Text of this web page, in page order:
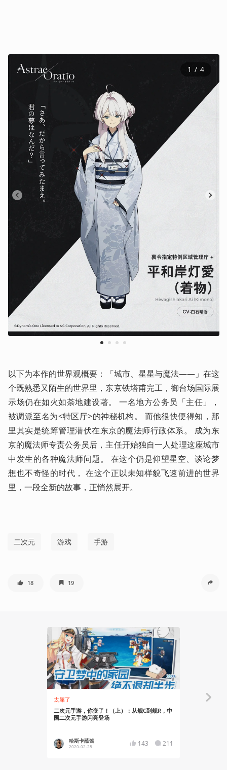
1 2 3 4
1 / 4
以下为本作的世界观概要：「城市、星星与魔法――」在这
个既熟悉又陌生的世界里，东京铁塔甫完工，御台场国际展
示场仍在如火如荼地建设著。 一名地方公务员「主任」，
被调派至名为<特区厅>的神秘机构。 而他很快便得知，那
里其实是统筹管理潜伏在东京的魔法师行政体系。 成为东
京的魔法师专责公务员后，主任开始独自一人处理这座城市
中发生的各种魔法师问题。 在这个仍是仰望星空、谈论梦
想也不奇怪的时代， 在这个正以未知样貌飞速前进的世界
里，一段全新的故事，正悄然展开。
二次元 游戏 手游
18 19
太屎了
二次元手游，你变了！（上）：从舰C到舰R，中
国二次元手游闪亮登场
哈斯卡蘸酱
2020-02-28 143 211
有感而发